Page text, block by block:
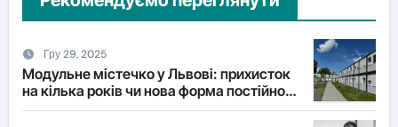
Гру 29, 2025
Модульне містечко у Львові: прихисток
на кілька років чи нова форма постійного
житла?